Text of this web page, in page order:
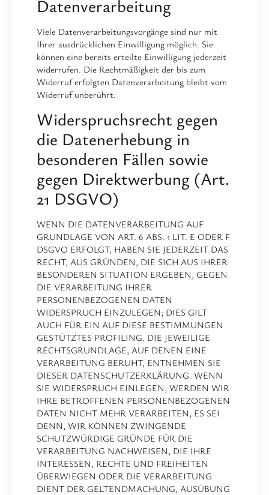
Datenverarbeitung
Viele Datenverarbeitungsvorgänge sind nur mit
Ihrer ausdrücklichen Einwilligung möglich. Sie
können eine bereits erteilte Einwilligung jederzeit
widerrufen. Die Rechtmäßigkeit der bis zum
Widerruf erfolgten Datenverarbeitung bleibt vom
Widerruf unberührt.
Widerspruchsrecht gegen
die Datenerhebung in
besonderen Fällen sowie
gegen Direktwerbung (Art.
21 DSGVO)
WENN DIE DATENVERARBEITUNG AUF
GRUNDLAGE VON ART. 6 ABS. 1 LIT. E ODER F
DSGVO ERFOLGT, HABEN SIE JEDERZEIT DAS
RECHT, AUS GRÜNDEN, DIE SICH AUS IHRER
BESONDEREN SITUATION ERGEBEN, GEGEN
DIE VERARBEITUNG IHRER
PERSONENBEZOGENEN DATEN
WIDERSPRUCH EINZULEGEN; DIES GILT
AUCH FÜR EIN AUF DIESE BESTIMMUNGEN
GESTÜTZTES PROFILING. DIE JEWEILIGE
RECHTSGRUNDLAGE, AUF DENEN EINE
VERARBEITUNG BERUHT, ENTNEHMEN SIE
DIESER DATENSCHUTZERKLÄRUNG. WENN
SIE WIDERSPRUCH EINLEGEN, WERDEN WIR
IHRE BETROFFENEN PERSONENBEZOGENEN
DATEN NICHT MEHR VERARBEITEN, ES SEI
DENN, WIR KÖNNEN ZWINGENDE
SCHUTZWÜRDIGE GRÜNDE FÜR DIE
VERARBEITUNG NACHWEISEN, DIE IHRE
INTERESSEN, RECHTE UND FREIHEITEN
ÜBERWIEGEN ODER DIE VERARBEITUNG
DIENT DER GELTENDMACHUNG, AUSÜBUNG